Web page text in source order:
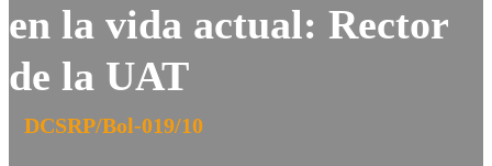
en la vida actual: Rector
de la UAT
DCSRP/Bol-019/10